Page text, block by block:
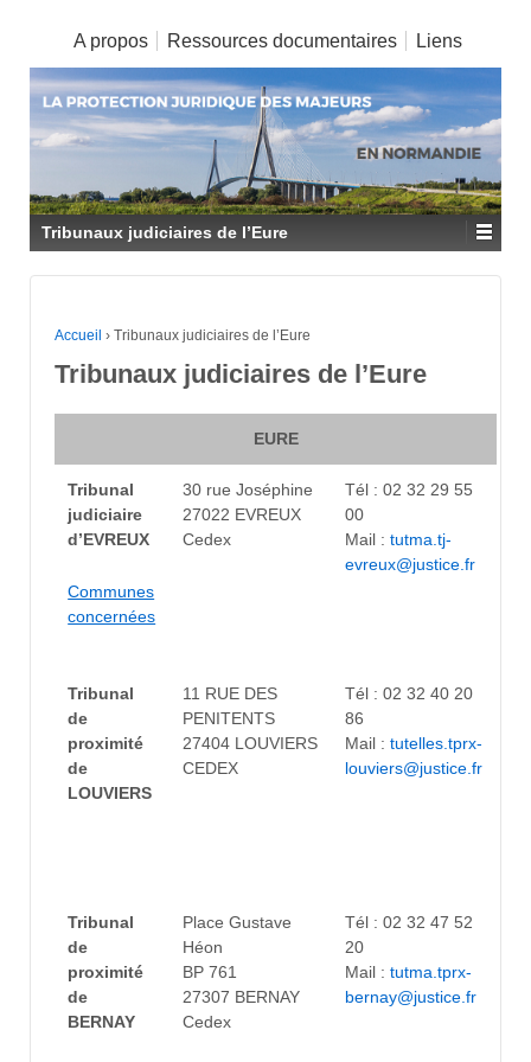
A propos Ressources documentaires Liens
Tribunaux judiciaires de l’Eure
Accueil › Tribunaux judiciaires de l’Eure
Tribunaux judiciaires de l’Eure
EURE
Tribunal
judiciaire
d’EVREUX
Communes
concernées
30 rue Joséphine
27022 EVREUX
Cedex
Tél : 02 32 29 55
00
Mail :tutma.tj-
evreux@justice.fr
Tribunal
de
proximité
de
LOUVIERS
11 RUE DES
PENITENTS
27404 LOUVIERS
CEDEX
Tél :02 32 40 20
86
Mail :tutelles.tprx-
louviers@justice.fr
Tribunal
de
proximité
de
BERNAY
Place Gustave
Héon
BP 761
27307 BERNAY
Cedex
Tél : 02 32 47 52
20
Mail :tutma.tprx-
bernay@justice.fr